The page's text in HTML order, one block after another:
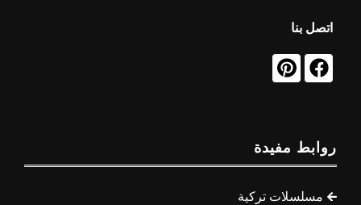
اتصل بنا
روابط مفيدة
مسلسلات تركية